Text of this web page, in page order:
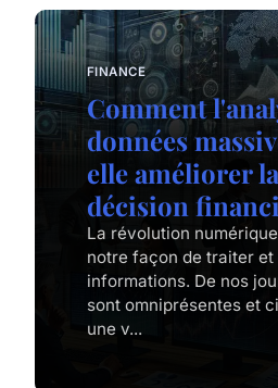
FINANCE
Comment
données
elle améliorer
décision
La révolution
notre façon de traiter
informations. De nos
sont omniprésentes et
une v...